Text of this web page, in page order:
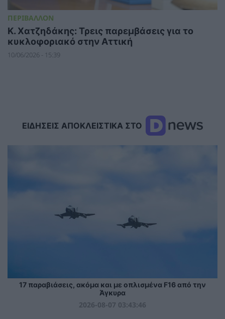
ΠΕΡΙΒΑΛΛΟΝ
Κ. Χατζηδάκης: Τρεις παρεμβάσεις για το
κυκλοφοριακό στην Αττική
10/06/2026 - 15:39
ΕΙΔΗΣΕΙΣ ΑΠΟΚΛΕΙΣΤΙΚΑ ΣΤΟ
17 παραβιάσεις, ακόμα και με οπλισμένα F16 από την
Άγκυρα
2026-08-07 03:43:46